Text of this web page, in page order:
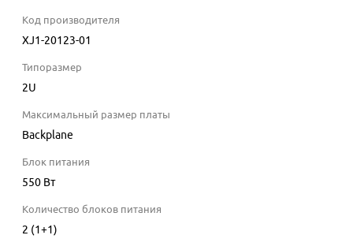
Код производителя
XJ1-20123-01
Типоразмер
2U
Максимальный размер платы
Backplane
Блок питания
550 Вт
Количество блоков питания
2 (1+1)